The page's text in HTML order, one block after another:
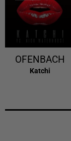
OFENBACH
Katchi